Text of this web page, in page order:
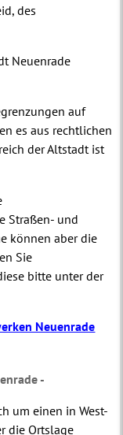
des
Neuenrade
auf
es aus rechtlichen
der Altstadt ist
Straßen- und
können aber die
Sie
bitte unter der
Neuenrade
-
um einen in West-
die Ortslage